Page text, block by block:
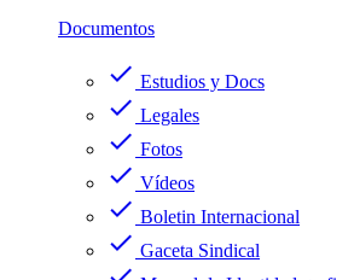
Documentos
check Estudios y Docs
check Legales
check Fotos
check Vídeos
check Boletin Internacional
check Gaceta Sindical